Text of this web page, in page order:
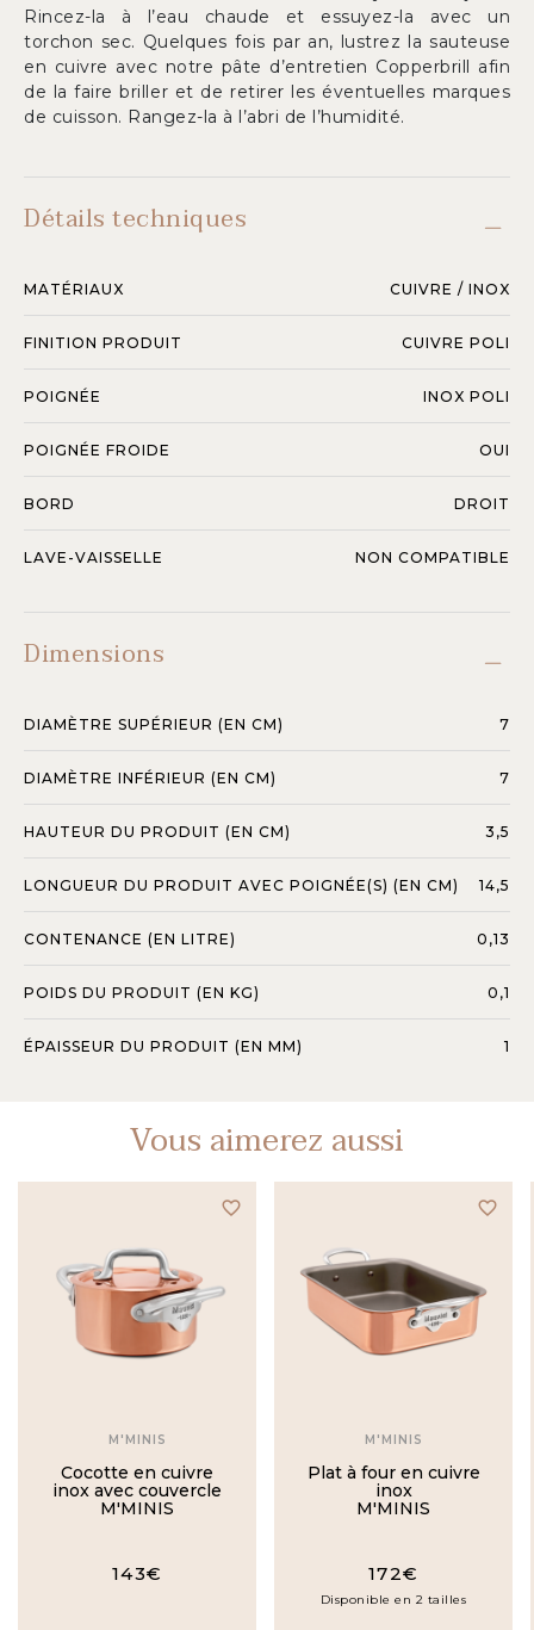
Rincez-la à l’eau chaude et essuyez-la avec un
torchon sec. Quelques fois par an, lustrez la sauteuse
en cuivre avec notre pâte d’entretien Copperbrill afin
de la faire briller et de retirer les éventuelles marques
de cuisson. Rangez-la à l’abri de l’humidité.
Détails techniques
MATÉRIAUX CUIVRE / INOX
FINITION PRODUIT CUIVRE POLI
POIGNÉE INOX POLI
POIGNÉE FROIDE OUI
BORD DROIT
LAVE-VAISSELLE NON COMPATIBLE
Dimensions
DIAMÈTRE SUPÉRIEUR (EN CM) 7
DIAMÈTRE INFÉRIEUR (EN CM) 7
HAUTEUR DU PRODUIT (EN CM) 3,5
LONGUEUR DU PRODUIT AVEC POIGNÉE(S) (EN CM) 14,5
CONTENANCE (EN LITRE) 0,13
POIDS DU PRODUIT (EN KG) 0,1
ÉPAISSEUR DU PRODUIT (EN MM) 1
Vous aimerez aussi
favorite_border
M'MINIS
Cocotte en cuivre
inox avec couvercle
M'MINIS
143€
favorite_border
M'MINIS
Plat à four en cuivre
inox
M'MINIS
172€
Disponible en 2 tailles